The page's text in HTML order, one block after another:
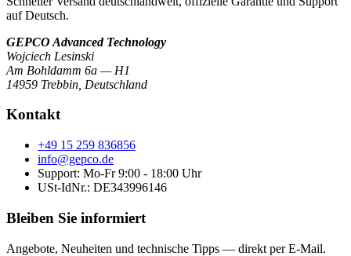
auf Deutsch.
GEPCO Advanced Technology
Wojciech Lesinski
Am Bohldamm 6a — H1
14959 Trebbin Deutschland
Kontakt
+49 15 259 836856
info@gepco.de
Support: Mo-Fr 9:00 - 18:00 Uhr
USt-IdNr.: DE343996146
Bleiben Sie informiert
Angebote, Neuheiten und technische Tipps — direkt per E-Mail.